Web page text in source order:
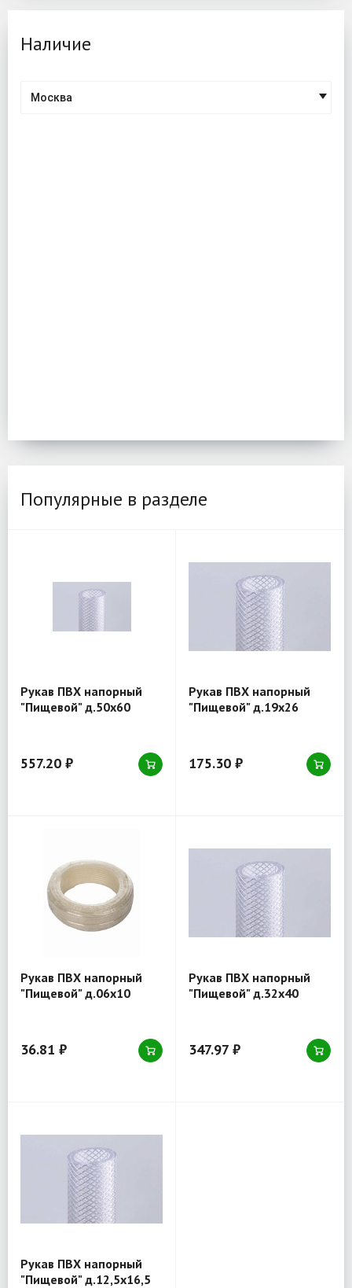
Наличие
Москва
Популярные в разделе
Рукав ПВХ напорный
"Пищевой" д.50х60
557.20 ₽
Рукав ПВХ напорный
"Пищевой" д.19х26
175.30 ₽
Рукав ПВХ напорный
"Пищевой" д.06х10
36.81 ₽
Рукав ПВХ напорный
"Пищевой" д.32х40
347.97 ₽
Рукав ПВХ напорный
"Пищевой" д.12,5х16,5